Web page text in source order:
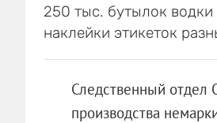
250 тыс. бутылок
наклейки этикеток
Следственный отдел
производства